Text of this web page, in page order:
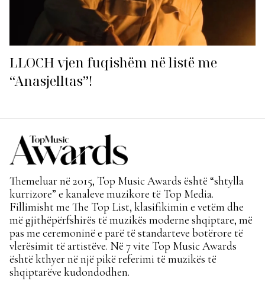
LLOCH vjen fuqishëm në listë me
“Anasjelltas”!
Themeluar në 2015, Top Music Awards është “shtylla
kurrizore” e kanaleve muzikore të Top Media.
Fillimisht me The Top List, klasifikimin e vetëm dhe
më gjithëpërfshirës të muzikës moderne shqiptare, më
pas me ceremoninë e parë të standarteve botërore të
vlerësimit të artistëve. Në 7 vite Top Music Awards
është kthyer në një pikë referimi të muzikës të
shqiptarëve kudondodhen.